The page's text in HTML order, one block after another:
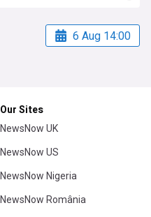
6 Aug 14:00
Our Sites
NewsNow UK
NewsNow US
NewsNow Nigeria
NewsNow România